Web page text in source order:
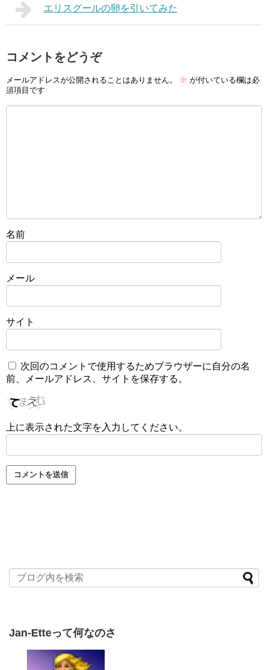
エリスグールの卵を引いてみた
コメントをどうぞ
メールアドレスが公開されることはありません。 ※ が付いている欄は必
須項目です
名前
メール
サイト
次回のコメントで使用するためブラウザーに自分の名
前、メールアドレス、サイトを保存する。
上に表示された文字を入力してください。
Jan-Etteって何なのさ